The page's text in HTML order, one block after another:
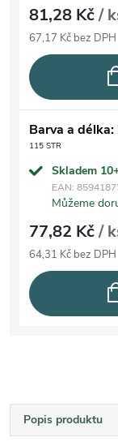
81,28 Kč/
67,17 Kč bez DPH
Barva a
115 STR
Skladem
EAN:
Můžeme
77,82 Kč/
64,31 Kč bez DPH
Popis produktu